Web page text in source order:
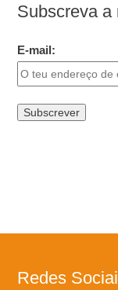
Subscreva a
E-mail:
Redes